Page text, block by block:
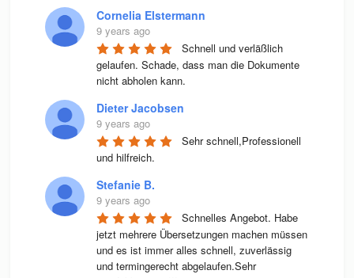
Cornelia Elstermann
9 years ago
Schnell und verläßlich
gelaufen. Schade, dass man die Dokumente
nicht abholen kann.
Dieter Jacobsen
9 years ago
Sehr schnell,Professionell
und hilfreich.
Stefanie B.
9 years ago
Schnelles Angebot. Habe
jetzt mehrere Übersetzungen machen müssen
und es ist immer alles schnell, zuverlässig
und termingerecht abgelaufen.Sehr